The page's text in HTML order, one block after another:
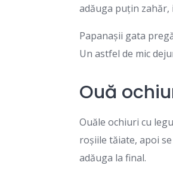
adăuga puțin
Papanașii gata
Un astfel de mic
Ouă
Ouăle ochiuri cu
roșiile tăiate, apoi
adăuga la final.